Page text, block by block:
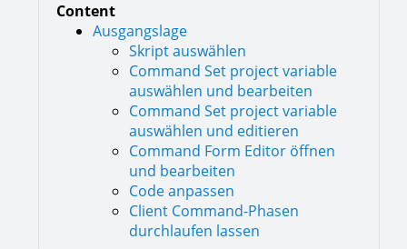
Content
Ausgangslage
Skript auswählen
Command Set project variable
auswählen und bearbeiten
Command Set project variable
auswählen und editieren
Command Form Editor öffnen
und bearbeiten
Code anpassen
Client Command-Phasen
durchlaufen lassen